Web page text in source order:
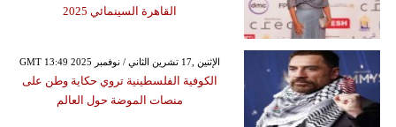
القاهرة السينمائي 2025
GMT 13:49 2025 الإثنين ,17 تشرين الثاني / نوفمبر
الكوفية الفلسطينية تروي حكاية وطن على
منصات الموضة حول العالم